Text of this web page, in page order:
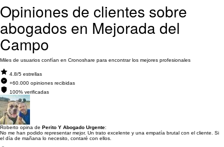
Opiniones de clientes sobre
abogados en Mejorada del
Campo
Miles de usuarios confían en Cronoshare para encontrar los mejores profesionales
4.8/5 estrellas
+60.000 opiniones recibidas
100% verificadas
Roberto opina de Perito Y Abogado Urgente:
No me han podido representar mejor. Un trato excelente y una empatía brutal con el cliente. Si
el día de mañana lo necesito, contaré con ellos.